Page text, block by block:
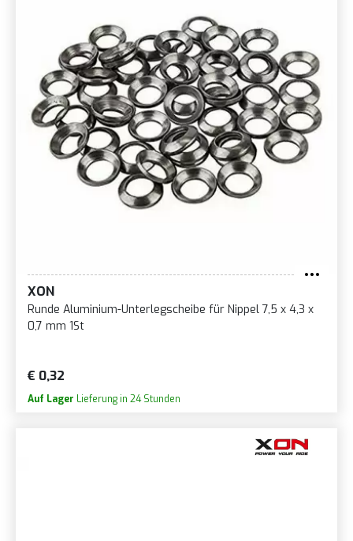
XON
Runde Aluminium-Unterlegscheibe für Nippel 7,5 x 4,3 x
0,7 mm 1St
€ 0,32
Auf Lager Lieferung in 24 Stunden